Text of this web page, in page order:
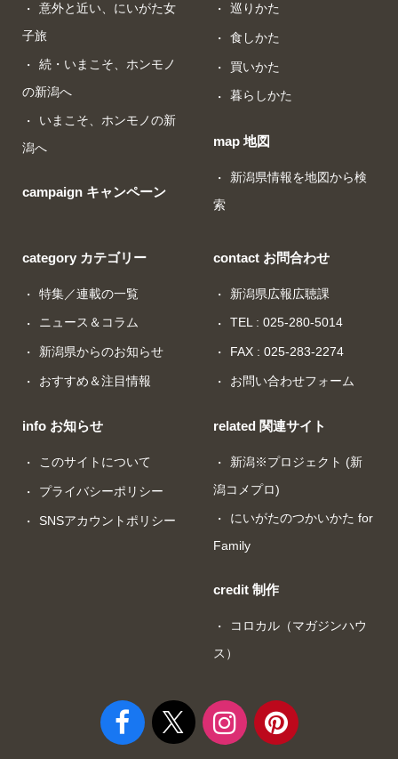
意外と近い、にいがた女
子旅
続・いまこそ、ホンモノ
の新潟へ
いまこそ、ホンモノの新
潟へ
campaign キャンペーン
巡りかた
食しかた
買いかた
暮らしかた
map 地図
新潟県情報を地図から検
索
category カテゴリー
特集／連載の一覧
ニュース＆コラム
新潟県からのお知らせ
おすすめ＆注目情報
info お知らせ
このサイトについて
プライバシーポリシー
SNSアカウントポリシー
contact お問合わせ
新潟県広報広聴課
TEL : 025-280-5014
FAX : 025-283-2274
お問い合わせフォーム
related 関連サイト
新潟※プロジェクト (新
潟コメプロ)
にいがたのつかいかた for
Family
credit 制作
コロカル（マガジンハウ
ス）